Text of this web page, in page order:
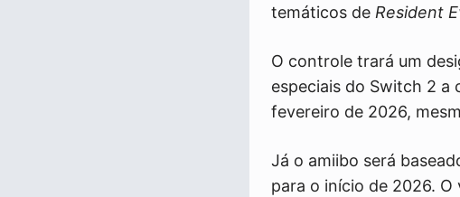
temáticos de Resident
O controle trará um
especiais do Switch 2 a
fevereiro de 2026,
Já o amiibo será
para o início de 2026.